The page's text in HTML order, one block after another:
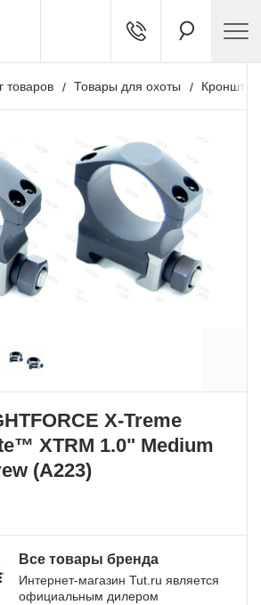
товаров Товары для охоты
X-Treme
XTRM 1.0" Medium
(A223)
Все товары бренда
Интернет-магазин Tut.ru является
официальным дилером